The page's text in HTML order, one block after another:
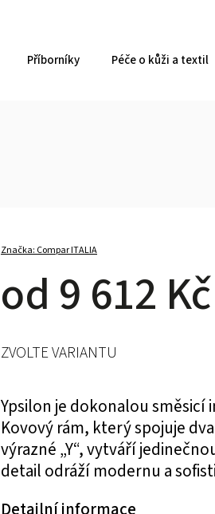
Příborníky Péče o kůži a textil
Značka: Compar ITALIA
od 9 612 Kč
Ypsilon je dokonalou
Kovový rám, který spojuje
výrazné „Y“, vytváří
detail odráží modernu a
Detailní informace
ZVOLTE VARIANTU